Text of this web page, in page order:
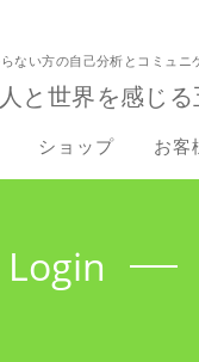
い方の自己分析とコミュ
世界を感じ
ショップ お客
Login